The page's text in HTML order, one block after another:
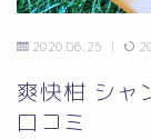
お問い合わせ
2020.06.25
爽快柑 シャ
口コミ